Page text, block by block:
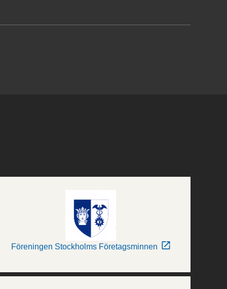
Föreningen Stockholms Företagsminnen